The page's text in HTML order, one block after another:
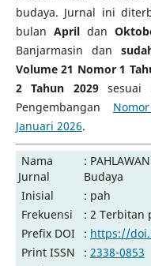
budaya. Jurnal ini
bulanApril dan
Banjarmasin dan
Volume 21 Nomor 1
2 Tahun 2029sesuai
Pengembangan
Januari 2026.
Nama
Jurnal
:
Budaya
Inisial
: pah
Frekuensi
: 2 Terbitan
Prefix DOI
: https://
Print ISSN
: 2338-0853